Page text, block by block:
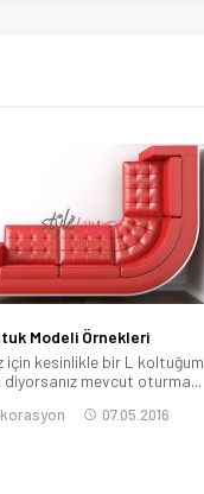
Modeli Örnekleri
için kesinlikle bir L koltuğum
diyorsanız mevcut oturma...
07.05.2016